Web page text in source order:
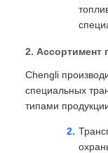
2. Ассортимент
Chengli
специальных
типами